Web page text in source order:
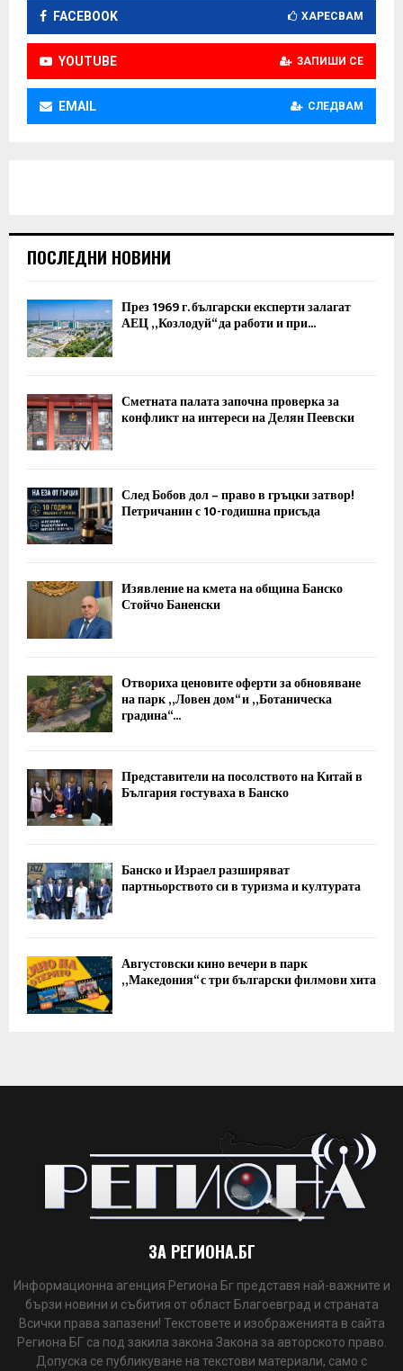
FACEBOOK ХАРЕСВАМ
YOUTUBE ЗАПИШИ СЕ
EMAIL СЛЕДВАМ
ПОСЛЕДНИ НОВИНИ
През 1969 г. български експерти залагат
АЕЦ „Козлодуй“ да работи и при...
Сметната палата започна проверка за
конфликт на интереси на Делян Пеевски
След Бобов дол – право в гръцки затвор!
Петричанин с 10-годишна присъда
Изявление на кмета на община Банско
Стойчо Баненски
Отвориха ценовите оферти за обновяване
на парк „Ловен дом“ и „Ботаническа
градина“...
Представители на посолството на Китай в
България гостуваха в Банско
Банско и Израел разширяват
партньорството си в туризма и културата
Августовски кино вечери в парк
„Македония“ с три български филмови хита
ЗА РЕГИОНА.БГ
Информационна агенция Региона Бг представя най-важните и
бързи новини и събития от област Благоевград и страната
Всички права запазени! Текстовете и изображенията в сайта
Региона БГ са под закила закона Закона за авторското право.
Допуска се публикуване на текстови материали, само с